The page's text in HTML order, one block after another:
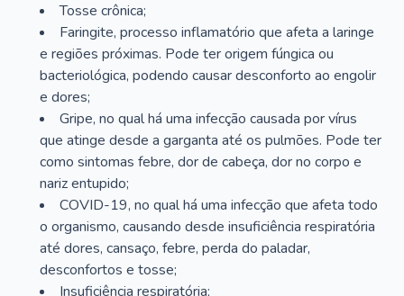
Tosse crônica;
Faringite, processo inflamatório que afeta a laringe
e regiões próximas. Pode ter origem fúngica ou
bacteriológica, podendo causar desconforto ao engolir
e dores;
Gripe, no qual há uma infecção causada por vírus
que atinge desde a garganta até os pulmões. Pode ter
como sintomas febre, dor de cabeça, dor no corpo e
nariz entupido;
COVID-19, no qual há uma infecção que afeta todo
o organismo, causando desde insuficiência respiratória
até dores, cansaço, febre, perda do paladar,
desconfortos e tosse;
Insuficiência respiratória;